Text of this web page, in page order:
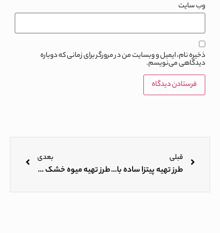
وب‌ سایت
ذخیره نام، ایمیل و وبسایت من در مرورگر برای زمانی که دوباره
دیدگاهی می‌نویسم.
قبلی
طرز تهیه پیتزا ساده با تستر
بعدی
طرز تهیه میوه خشک با تستر